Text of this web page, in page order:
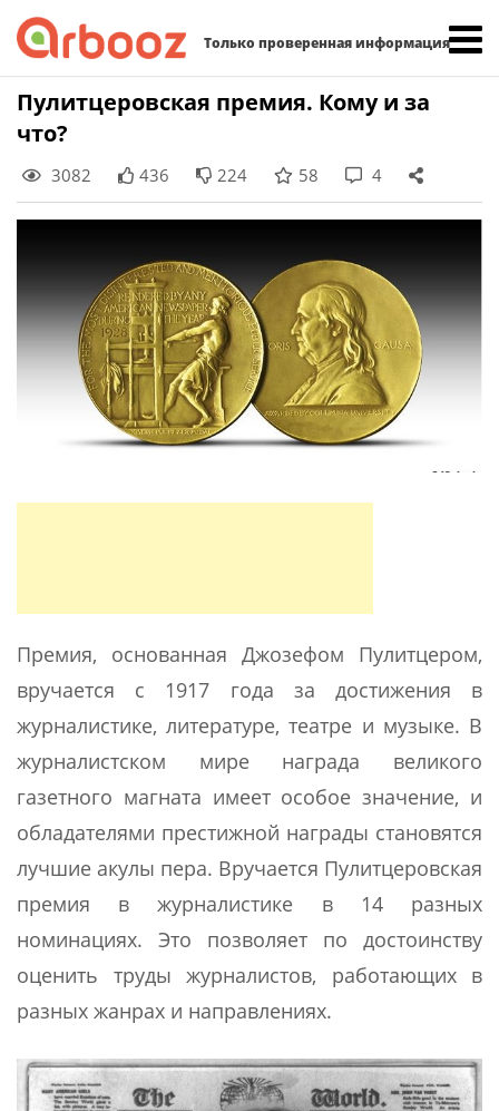
Только проверенная информация
Skip
Пулитцеровская премия. Кому и за
что?
3082 436 224 58 4
Премия, основанная Джозефом Пулитцером,
вручается с 1917 года за достижения в
журналистике, литературе, театре и музыке. В
журналистском мире награда великого
газетного магната имеет особое значение, и
обладателями престижной награды становятся
лучшие акулы пера. Вручается Пулитцеровская
премия в журналистике в 14 разных
номинациях. Это позволяет по достоинству
оценить труды журналистов, работающих в
разных жанрах и направлениях.
Найти: